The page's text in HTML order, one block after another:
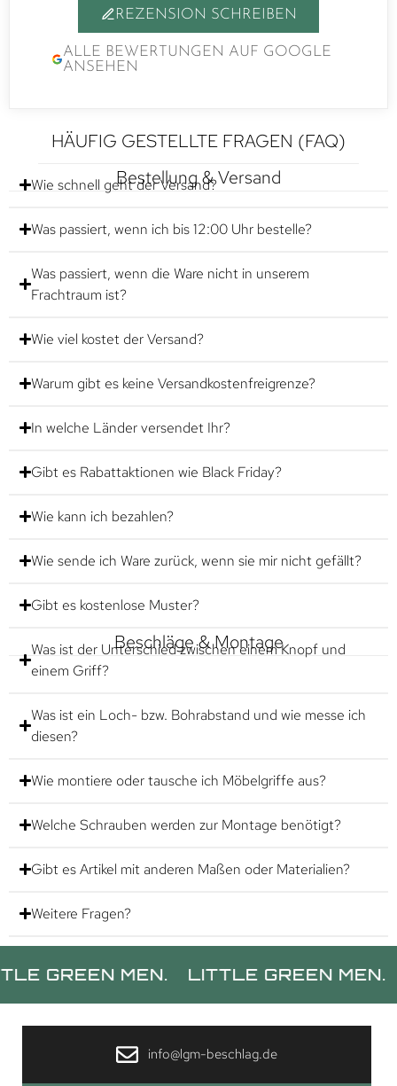
REZENSION SCHREIBEN
ALLE BEWERTUNGEN AUF GOOGLE
ANSEHEN
HÄUFIG GESTELLTE FRAGEN (FAQ)
Bestellung & Versand
Wie schnell geht der Versand?
Was passiert, wenn ich bis 12:00 Uhr bestelle?
Was passiert, wenn die Ware nicht in unserem
Frachtraum ist?
Wie viel kostet der Versand?
Warum gibt es keine Versandkostenfreigrenze?
In welche Länder versendet Ihr?
Gibt es Rabattaktionen wie Black Friday?
Wie kann ich bezahlen?
Wie sende ich Ware zurück, wenn sie mir nicht gefällt?
Gibt es kostenlose Muster?
Beschläge & Montage
Was ist der Unterschied zwischen einem Knopf und
einem Griff?
Was ist ein Loch- bzw. Bohrabstand und wie messe ich
diesen?
Wie montiere oder tausche ich Möbelgriffe aus?
Welche Schrauben werden zur Montage benötigt?
Gibt es Artikel mit anderen Maßen oder Materialien?
Weitere Fragen?
MEN. LITTLE GREEN MEN.
info@lgm-beschlag.de